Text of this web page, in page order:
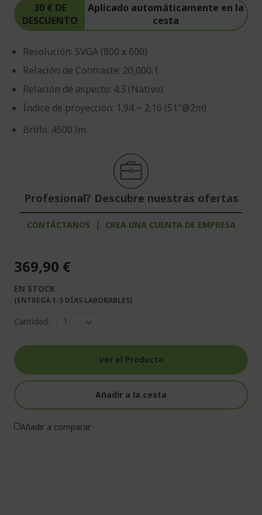
30 € DE
DESCUENTO
Aplicado automáticamente en la
cesta
Resolución: SVGA (800 x 600)
Relación de Contraste: 20,000:1
Relación de aspecto: 4:3 (Nativo)
Índice de proyección: 1.94 ~ 2.16 (51"@2m)
Brillo: 4500 lm
Profesional? Descubre nuestras ofertas
CONTÁCTANOS | CREA UNA CUENTA DE EMPRESA
369,90 €
EN STOCK
(ENTREGA 1-5 DÍAS LABORABLES)
Cantidad:
Ver el Producto
Añadir a la cesta
Añadir a comparar